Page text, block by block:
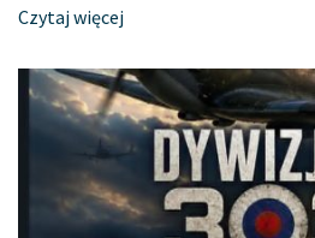
Czytaj więcej